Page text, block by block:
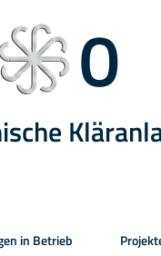
0
in Betrieb